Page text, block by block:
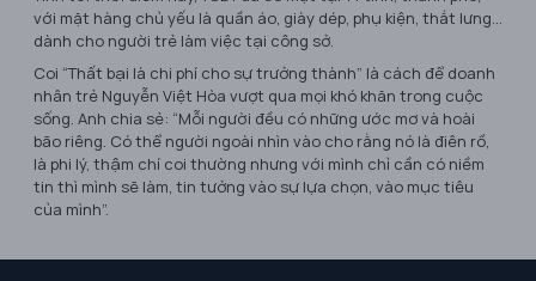
với mặt hàng chủ yếu là quần áo, giày dép, phụ kiện, thắt lưng…
dành cho người trẻ làm việc tại công sở.
Coi “Thất bại là chi phí cho sự trưởng thành” là cách để doanh
nhân trẻ Nguyễn Việt Hòa vượt qua mọi khó khăn trong cuộc
sống. Anh chia sẻ: “Mỗi người đều có những ước mơ và hoài
bão riêng. Có thể người ngoài nhìn vào cho rằng nó là điên rồ,
là phi lý, thậm chí coi thường nhưng với mình chỉ cần có niềm
tin thì mình sẽ làm, tin tưởng vào sự lựa chọn, vào mục tiêu
của mình”.